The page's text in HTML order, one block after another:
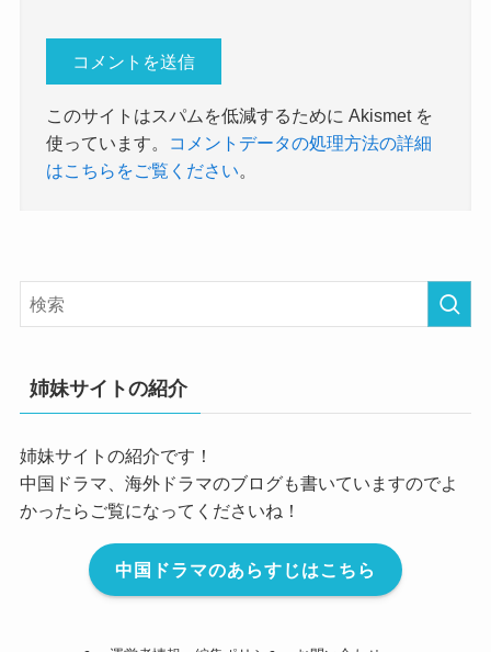
このサイトはスパムを低減するために Akismet を
使っています。
コメントデータの処理方法の詳細
はこちらをご覧ください。
姉妹サイトの紹介
姉妹サイトの紹介です！
中国ドラマ、海外ドラマのブログも書いていますのでよ
かったらご覧になってくださいね！
中国ドラマのあらすじはこちら